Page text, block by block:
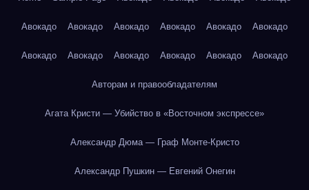
Авокадо Авокадо Авокадо Авокадо Авокадо Авокадо
Авокадо Авокадо Авокадо Авокадо Авокадо Авокадо
Авторам и правообладателям
Агата Кристи — Убийство в «Восточном экспрессе»
Александр Дюма — Граф Монте-Кристо
Александр Пушкин — Евгений Онегин